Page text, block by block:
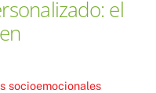
el
socioemocionales